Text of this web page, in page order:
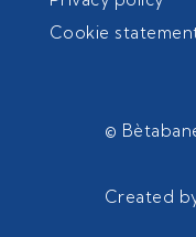
Cookie
©
Created